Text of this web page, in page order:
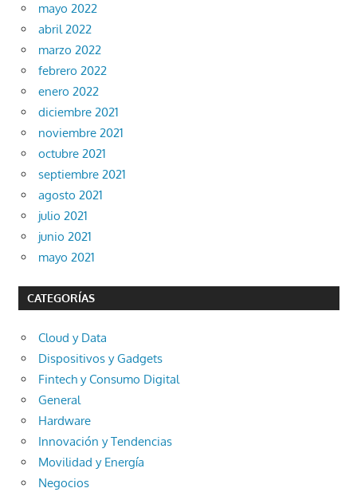
mayo 2022
abril 2022
marzo 2022
febrero 2022
enero 2022
diciembre 2021
noviembre 2021
octubre 2021
septiembre 2021
agosto 2021
julio 2021
junio 2021
mayo 2021
CATEGORÍAS
Cloud y Data
Dispositivos y Gadgets
Fintech y Consumo Digital
General
Hardware
Innovación y Tendencias
Movilidad y Energía
Negocios